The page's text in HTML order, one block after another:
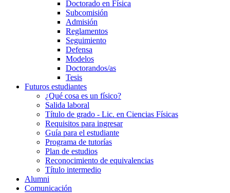
Doctorado en Física
Subcomisión
Admisión
Reglamentos
Seguimiento
Defensa
Modelos
Doctorandos/as
Tesis
Futuros estudiantes
¿Qué cosa es un físico?
Salida laboral
Título de grado - Lic. en Ciencias Físicas
Requisitos para ingresar
Guía para el estudiante
Programa de tutorías
Plan de estudios
Reconocimiento de equivalencias
Título intermedio
Alumni
Comunicación